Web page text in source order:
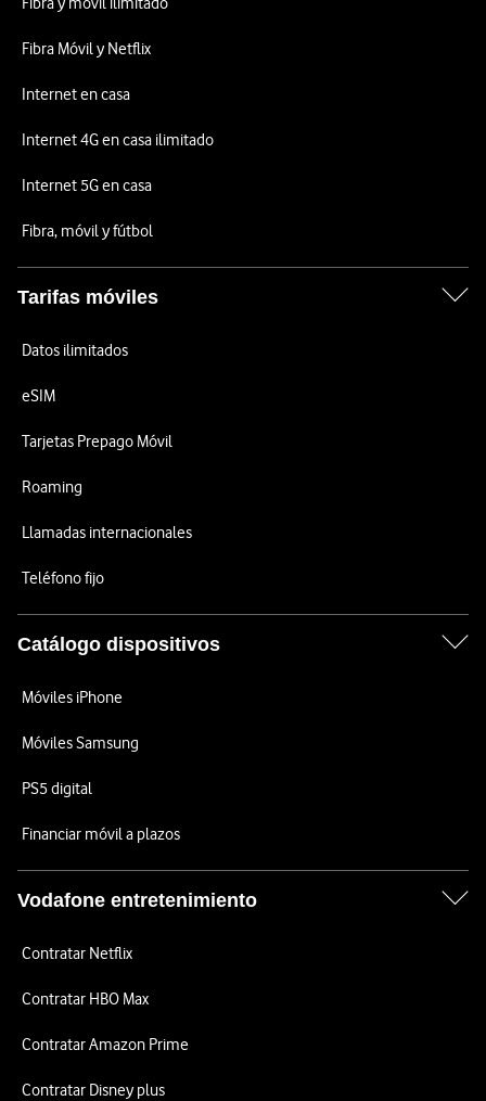
Fibra Móvil y Netflix
Internet en casa
Internet 4G en casa ilimitado
Internet 5G en casa
Fibra, móvil y fútbol
Tarifas móviles
Datos ilimitados
eSIM
Tarjetas Prepago Móvil
Roaming
Llamadas internacionales
Teléfono fijo
Catálogo dispositivos
Móviles iPhone
Móviles Samsung
PS5 digital
Financiar móvil a plazos
Vodafone entretenimiento
Contratar Netflix
Contratar HBO Max
Contratar Amazon Prime
Contratar Disney plus